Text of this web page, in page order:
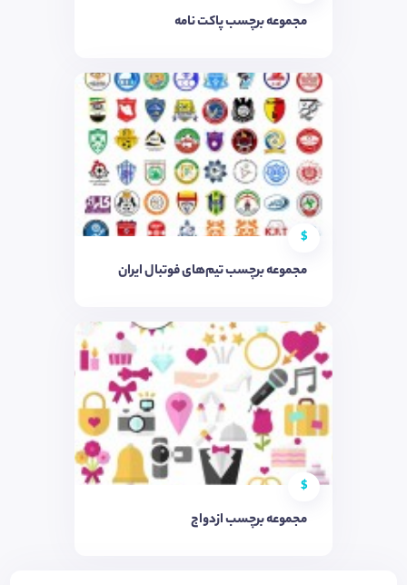
مجموعه برچسب پاکت نامه
$
مجموعه برچسب تیم‌های فوتبال ایران
$
مجموعه برچسب ازدواج